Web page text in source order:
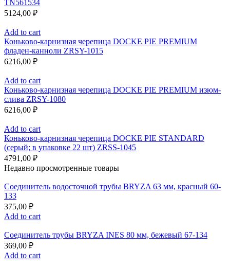
TN561534
5124,00 ₽
Add to cart
Коньково-карнизная черепица DOCKE PIE PREMIUM
фладен-канноли ZRSY-1015
6216,00 ₽
Add to cart
Коньково-карнизная черепица DOCKE PIE PREMIUM изюм-
слива ZRSY-1080
6216,00 ₽
Add to cart
Коньково-карнизная черепица DOCKE PIE STANDARD
(серый; в упаковке 22 шт) ZRSS-1045
4791,00 ₽
Недавно просмотренные товары
Соединитель водосточной трубы BRYZA 63 мм, краcный 60-
133
375,00 ₽
Add to cart
Соединитель трубы BRYZA INES 80 мм, бежевый 67-134
369,00 ₽
Add to cart